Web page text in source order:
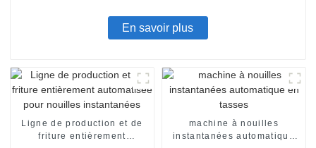
En savoir plus
Ligne de production et de
friture entièrement
machine à nouilles
instantanées automatique